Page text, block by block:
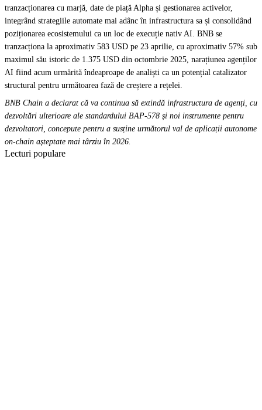
tranzacționarea cu marjă, date de piață Alpha și gestionarea activelor,
integrând strategiile automate mai adânc în infrastructura sa și consolidând
poziționarea ecosistemului ca un loc de execuție nativ AI. BNB se
tranzacționa la aproximativ 583 USD pe 23 aprilie, cu aproximativ 57% sub
maximul său istoric de 1.375 USD din octombrie 2025, narațiunea agenților
AI fiind acum urmărită îndeaproape de analiști ca un potențial catalizator
structural pentru următoarea fază de creștere a rețelei.
BNB Chain a declarat că va continua să extindă infrastructura de agenți, cu
dezvoltări ulterioare ale standardului BAP-578 și noi instrumente pentru
dezvoltatori, concepute pentru a susține următorul val de aplicații autonome
on-chain așteptate mai târziu în 2026.
Lecturi populare